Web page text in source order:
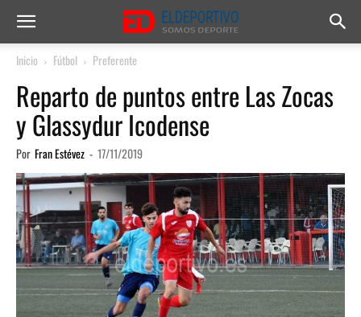
Inicio Fútbol Preferente
Reparto de puntos entre Las Zocas
y Glassydur Icodense
Por Fran Estévez - 17/11/2019